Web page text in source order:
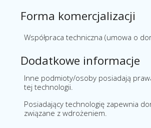
Forma komercjalizacji
Współpraca techniczna (umowa o
Dodatkowe informacje
Inne podmioty/osoby posiadają
tej technologii.
Posiadający technologię zapewnia
związane z wdrożeniem.